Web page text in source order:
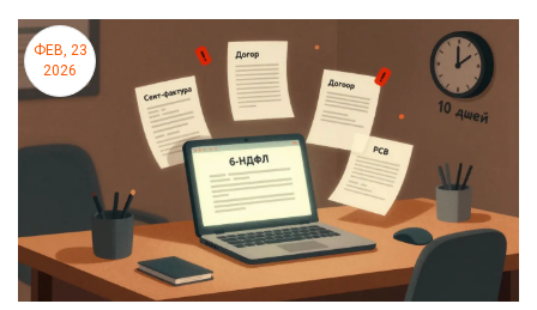
ФЕВ, 23
2026